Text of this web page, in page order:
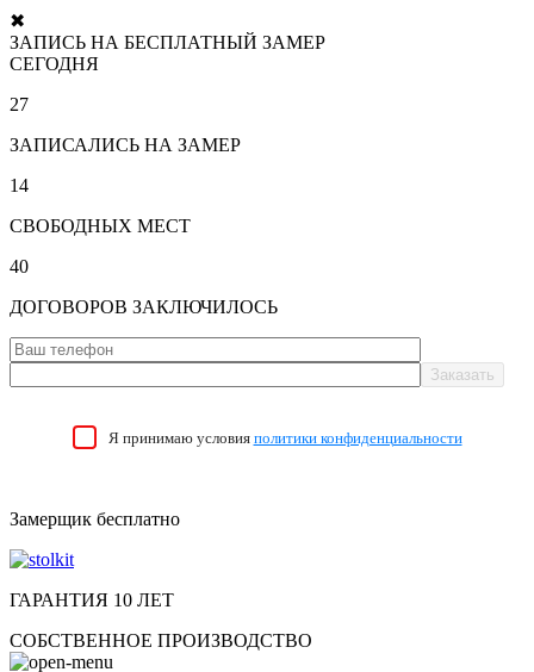
✖
ЗАПИСЬ НА БЕСПЛАТНЫЙ ЗАМЕР
СЕГОДНЯ
27
ЗАПИСАЛИСЬ НА ЗАМЕР
14
СВОБОДНЫХ МЕСТ
40
ДОГОВОРОВ ЗАКЛЮЧИЛОСЬ
Я принимаю условия политики конфиденциальности
Замерщик бесплатно
ГАРАНТИЯ 10 ЛЕТ
СОБСТВЕННОЕ ПРОИЗВОДСТВО